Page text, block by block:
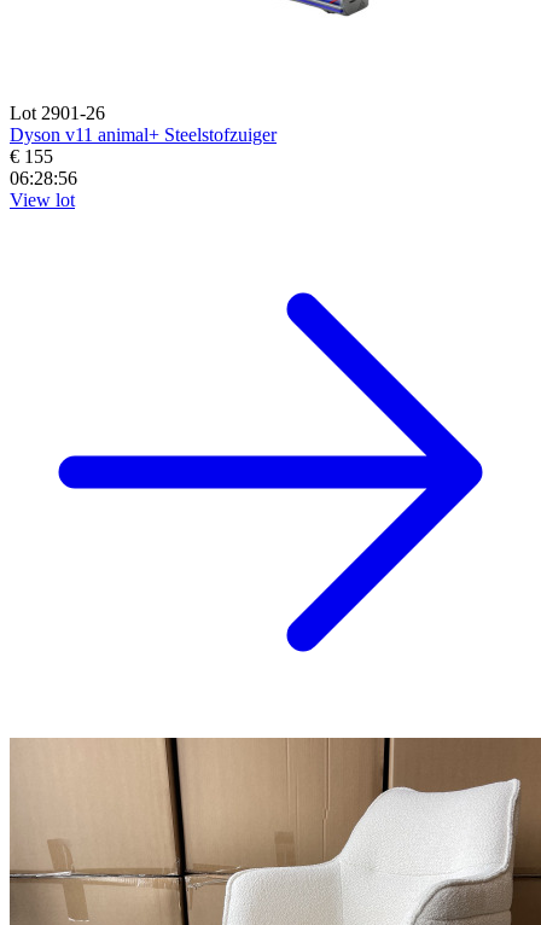
Lot 2901-26
Dyson v11 animal+ Steelstofzuiger
€ 155
06:28:55
View lot